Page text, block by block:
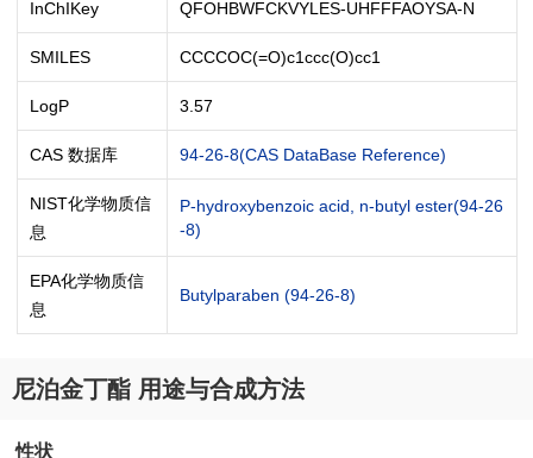
InChIKey QFOHBWFCKVYLES-UHFFFAOYSA-N
SMILES CCCCOC(=O)c1ccc(O)cc1
LogP 3.57
CAS 数据库 94-26-8(CAS DataBase Reference)
NIST化学物质信
息
P-hydroxybenzoic acid, n-butyl ester(94-26
-8)
EPA化学物质信
息
Butylparaben (94-26-8)
尼泊金丁酯 用途与合成方法
性状